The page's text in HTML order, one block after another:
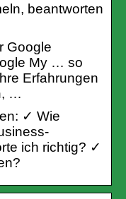
beantworten
Google
My … so
Erfahrungen
…
✓ Wie
ich richtig? ✓